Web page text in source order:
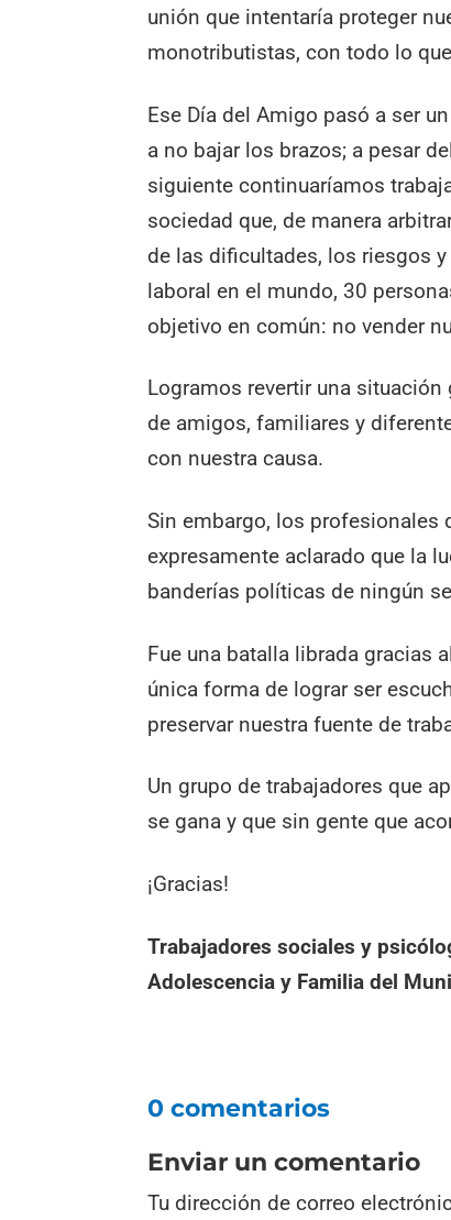
unión que intentaría proteger
monotributistas, con todo lo
Ese Día del Amigo pasó a ser
a no bajar los brazos; a pesar
siguiente continuaríamos
sociedad que, de manera
de las dificultades, los riesgos
laboral en el mundo, 30
objetivo en común: no vender
Logramos revertir una
de amigos, familiares y
con nuestra causa.
Sin embargo, los profesionales
expresamente aclarado que la
banderías políticas de ningún
Fue una batalla librada gracias
única forma de lograr ser
preservar nuestra fuente de
Un grupo de trabajadores que
se gana y que sin gente que
¡Gracias!
Trabajadores sociales y
Adolescencia y Familia del
0 comentarios
Enviar un comentario
Tu dirección de correo